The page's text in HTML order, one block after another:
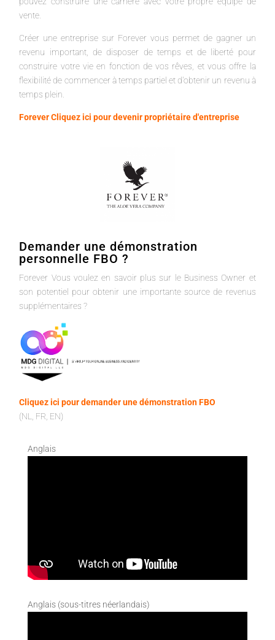
vente.
Créer une entreprise sur Forever vous permet de gagner un
revenu important, de disposer de temps et de liberté pour
construire votre vie en fonction de vos rêves, et vous offre la
flexibilité de commencer à temps partiel et d'obtenir un revenu à
temps plein.
Forever Cliquez ici pour devenir propriétaire d'entreprise
Demander une démonstration
personnelle FBO ?
Forever Vous voulez en savoir plus sur le Business Owner et
son potentiel pour obtenir une importante source de revenus
supplémentaires ?
Cliquez ici pour demander une démonstration FBO
(NL, FR, EN)
Anglais
Anglais (sous-titres néerlandais)